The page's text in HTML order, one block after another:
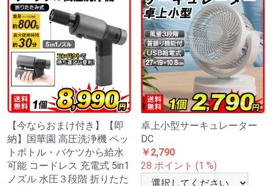
【今ならおまけ付き】【即
納】国華園 高圧洗浄機 ペッ
トボトル・バケツから給水
可能 コードレス 充電式 5in1
ノズル 水圧３段階 折りたた
卓上小型サーキュレーター
DC
￥2,790
28 ポイント (1 %)